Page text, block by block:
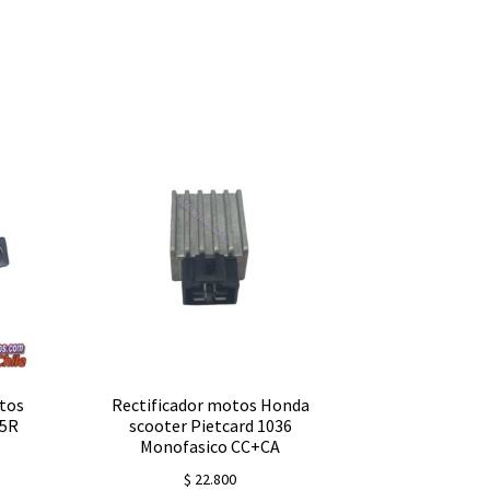
Rectificador motos Honda
scooter Pietcard 1036
Monofasico CC+CA
$ 22.800